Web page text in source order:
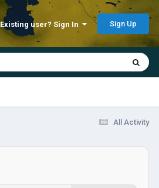
Existing user? Sign In Sign Up
All Activity